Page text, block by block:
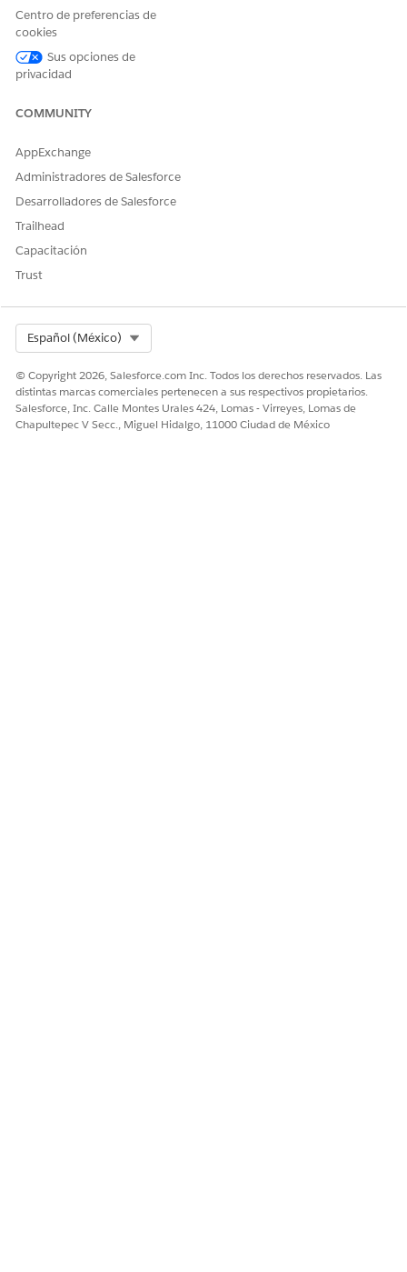
política existente. Como un tamaño de lote pequeño puede
aumentar el tiempo de ejecución total, ajuste el valor de
forma incremental para encontrar el mejor equilibrio entre
estabilidad y velocidad.
Ajuste el número de registros procesados por lote para
regulador.
¿RESOLVIÓ ESTE ARTÍCULO SU PROBLEMA?
Centro de preferencias de
cookies
Sus opciones de
privacidad
COMMUNITY
AppExchange
Administradores de Salesforce
Desarrolladores de Salesforce
Trailhead
Capacitación
Trust
Español (México)
© Copyright 2026, Salesforce.com Inc. Todos los derechos reservados. Las
distintas marcas comerciales pertenecen a sus respectivos propietarios.
Salesforce, Inc. Calle Montes Urales 424, Lomas - Virreyes, Lomas de
Chapultepec V Secc., Miguel Hidalgo, 11000 Ciudad de México